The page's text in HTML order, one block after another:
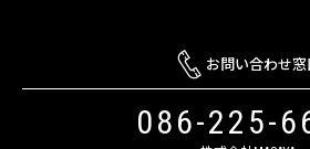
お問い合わせ窓
086-225-